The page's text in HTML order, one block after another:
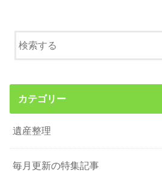
カテゴリー
遺産整理
毎月更新の特集記事